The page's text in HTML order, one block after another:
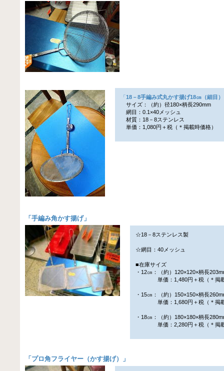
「18－8手編み式丸かす揚げ18㎝（細目）
サイズ：（約）径180×柄長290mm
網目：0.1×40メッシュ
材質：18－8ステンレス
単価：1,080円＋税（＊掲載時価格）
「 手編み角かす揚げ」
☆18－8ステンレス製
☆網目：40メッシュ
■在庫サイズ
・12㎝：（約）120×120×柄長
単価：1,480円＋税（＊掲載
・15㎝：（約）150×150×柄長
単価：1,680円＋税（＊掲載
・18㎝：（約）180×180×柄長
単価：2,280円＋税（＊掲載
「 プロ角フライヤー（かす揚げ） 」